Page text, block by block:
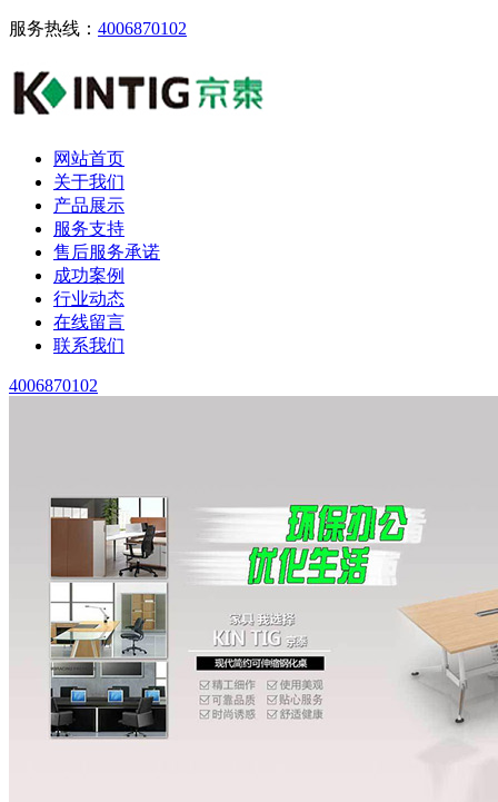
服务热线： 4006870102
网站首页
关于我们
产品展示
服务支持
售后服务承诺
成功案例
行业动态
在线留言
联系我们
4006870102